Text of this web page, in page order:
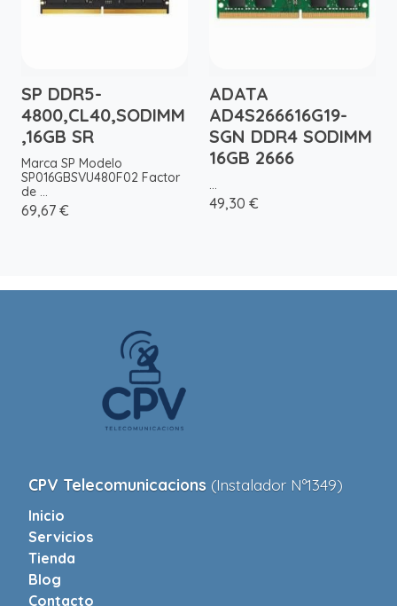
SP DDR5-
4800,CL40,SODIMM
,16GB SR
Marca SP Modelo
SP016GBSVU480F02 Factor
de ...
69,67 €
ADATA
AD4S266616G19-
SGN DDR4 SODIMM
16GB 2666
...
49,30 €
CPV Telecomunicacions (Instalador Nº1349)
Inicio
Servicios
Tienda
Blog
Contacto